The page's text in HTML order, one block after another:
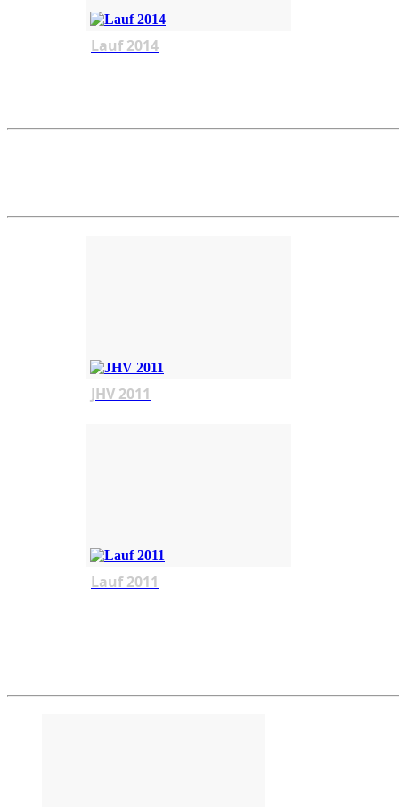
Lauf 2014
JHV 2011
Lauf 2011